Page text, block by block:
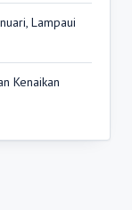
Lampaui
Kenaikan